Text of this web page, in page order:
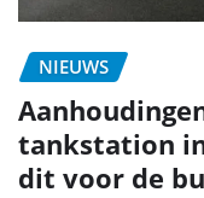
NIEUWS
tankstation
dit voor de